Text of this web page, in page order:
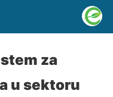
za
u sektoru